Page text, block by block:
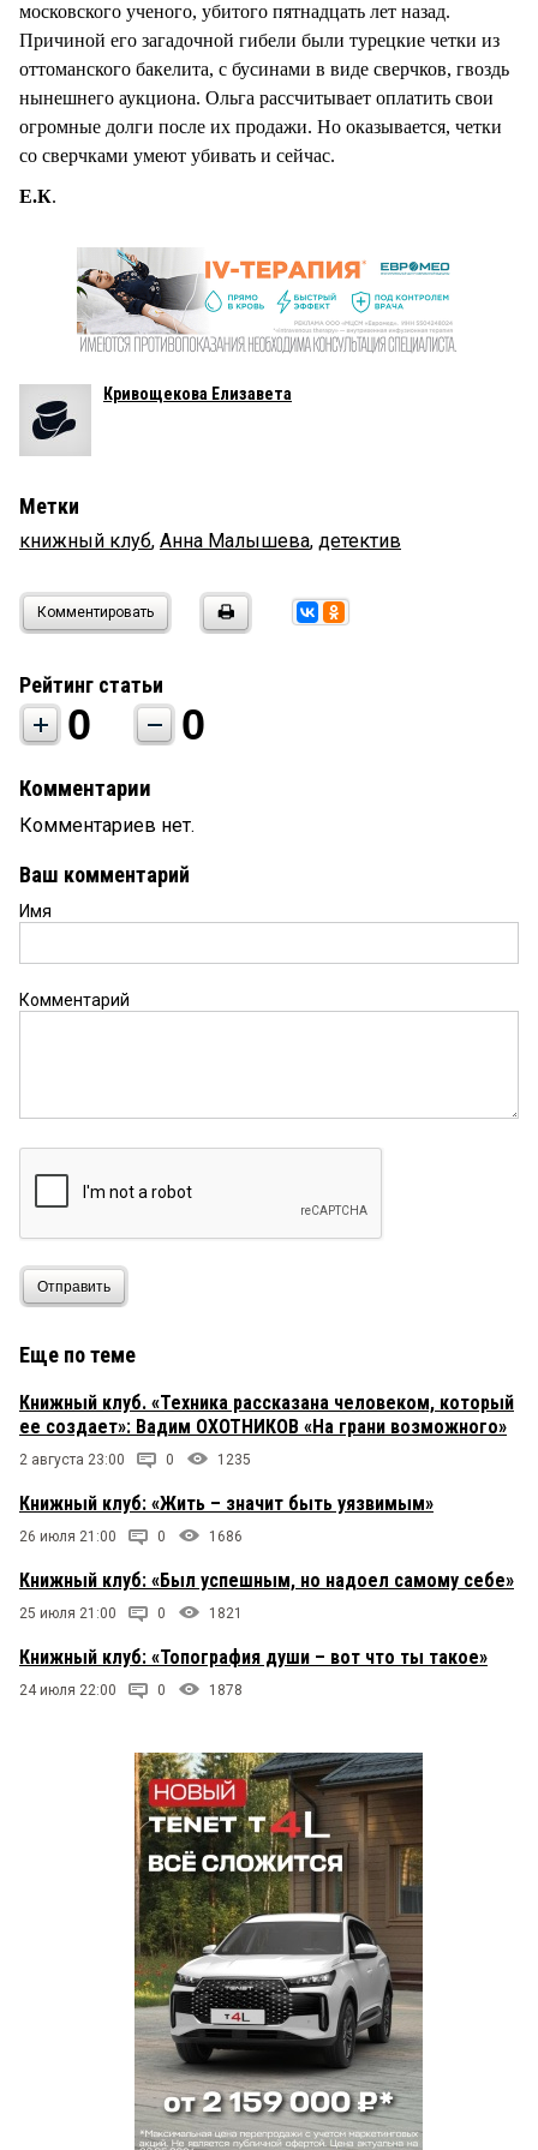
московского ученого, убитого пятнадцать лет назад.
Причиной его загадочной гибели были турецкие четки из
оттоманского бакелита, с бусинами в виде сверчков, гвоздь
нынешнего аукциона. Ольга рассчитывает оплатить свои
огромные долги после их продажи. Но оказывается, четки
со сверчками умеют убивать и сейчас.
Е.К.
Кривощекова Елизавета
Метки
книжный клуб, Анна Малышева, детектив
Комментировать
Рейтинг статьи
0 0
Комментарии
Комментариев нет.
Ваш комментарий
Имя
Комментарий
Отправить
Еще по теме
Книжный клуб. «Техника рассказана человеком, который
ее создает»: Вадим ОХОТНИКОВ «На грани возможного»
2 августа 23:00 0 1235
Книжный клуб: «Жить – значит быть уязвимым»
26 июля 21:00 0 1686
Книжный клуб: «Был успешным, но надоел самому себе»
25 июля 21:00 0 1821
Книжный клуб: «Топография души – вот что ты такое»
24 июля 22:00 0 1878